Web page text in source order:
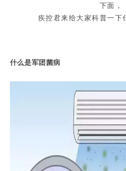
下面，
疾控君来给大家科普一下
什么是军团菌病